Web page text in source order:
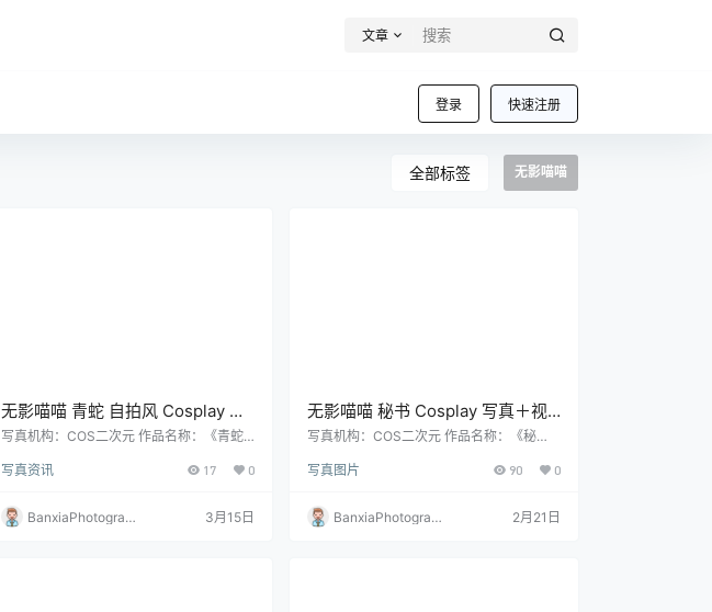
文章
登录 快速注册
全部标签 无影喵喵
无影喵喵 青蛇 自拍风 Cosplay 写
真集｜高清角色摄影（20P｜
写真机构：COS二次元 作品名称：《青蛇
0张 资源大小：34MB
写真资讯 17 0
BanxiaPhotograp
3月15日
无影喵喵 秘书 Cosplay 写真＋视
频合集｜职业制服风高清摄影
写真机构：COS二次元 作品名称：《秘
｜6V 资源大小：1.24GB
写真图片 90 0
BanxiaPhotograp
2月21日